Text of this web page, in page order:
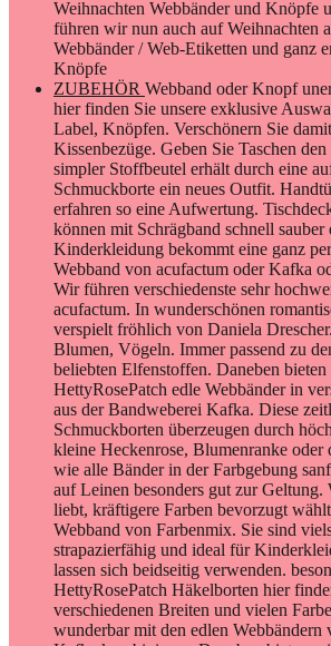
Weihnachten Webbänder und Knöpfe
führen wir nun auch auf Weihnachten
Webbänder / Web-Etiketten und ganz
Knöpfe
ZUBEHÖR Webband oder Knopf
hier finden Sie unsere exklusive
Label, Knöpfen. Verschönern Sie
Kissenbezüge. Geben Sie Taschen
simpler Stoffbeutel erhält durch eine
Schmuckborte ein neues Outfit.
erfahren so eine Aufwertung.
können mit Schrägband schnell sauber
Kinderkleidung bekommt eine ganz
Webband von acufactum oder Kafka
Wir führen verschiedenste sehr
acufactum. In wunderschönen
verspielt fröhlich von Daniela
Blumen, Vögeln. Immer passend zu
beliebten Elfenstoffen. Daneben
HettyRosePatch edle Webbänder in
aus der Bandweberei Kafka. Diese
Schmuckborten überzeugen durch
kleine Heckenrose, Blumenranke oder
wie alle Bänder in der Farbgebung
auf Leinen besonders gut zur Geltung.
liebt, kräftigere Farben bevorzugt
Webband von Farbenmix. Sie sind
strapazierfähig und ideal für
lassen sich beidseitig verwenden.
HettyRosePatch Häkelborten hier
verschiedenen Breiten und vielen
wunderbar mit den edlen